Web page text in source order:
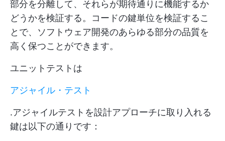
部分を分離して、それらが期待通りに機能するか
どうかを検証する。コードの鍵単位を検証するこ
とで、ソフトウェア開発のあらゆる部分の品質を
高く保つことができます。
ユニットテストは
アジャイル・テスト
.アジャイルテストを設計アプローチに取り入れる
鍵は以下の通りです：